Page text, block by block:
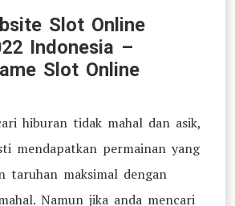
Slot Online
Indonesia –
Slot Online
hiburan tidak mahal dan asik,
mendapatkan permainan yang
taruhan maksimal dengan
Namun jika anda mencari